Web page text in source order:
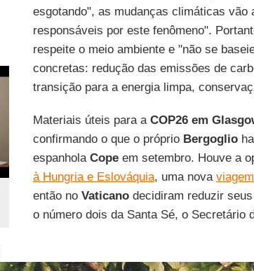
esgotando", as mudanças climáticas
responsáveis por este fenômeno".
respeite o meio ambiente e "não se
concretas: redução das emissões de
transição para a energia limpa,
Materiais úteis para a COP26 em
confirmando o que o próprio Bergoglio
espanhola Copeem setembro. Houve a
à Hungria e Eslováquia, uma nova
então no Vaticanodecidiram reduzir
o número dois da Santa Sé, o Secretário